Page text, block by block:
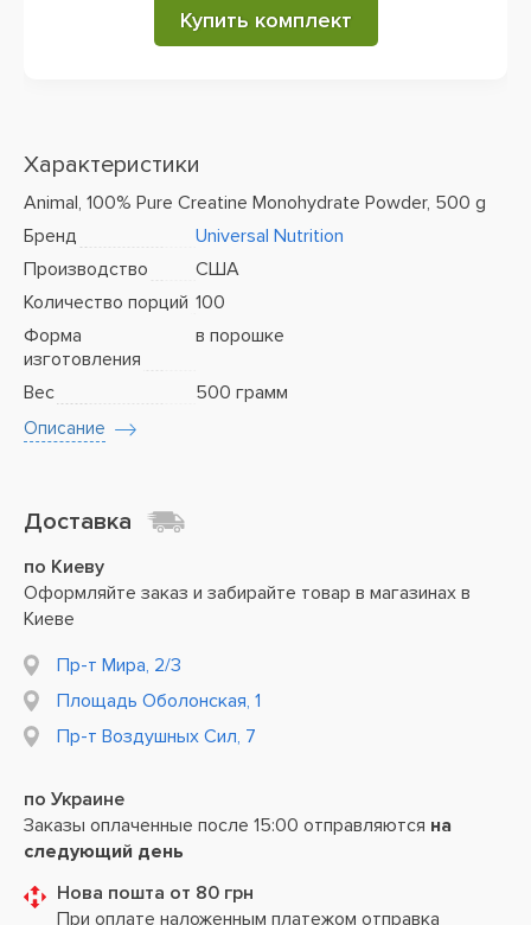
Купить комплект
Характеристики
Animal, 100% Pure Creatine Monohydrate Powder, 500 g
Бренд
Universal Nutrition
Производство
США
Количество порций 100
Форма
изготовления
в порошке
Вес 500 грамм
Описание
Доставка
по Киеву
Оформляйте заказ и забирайте товар в магазинах в
Киеве
Пр-т Мира, 2/3
Площадь Оболонская, 1
Пр-т Воздушных Сил, 7
по Украине
Заказы оплаченные после 15:00 отправляются на
следующий день
Нова пошта от 80 грн
При оплате наложенным платежом отправка